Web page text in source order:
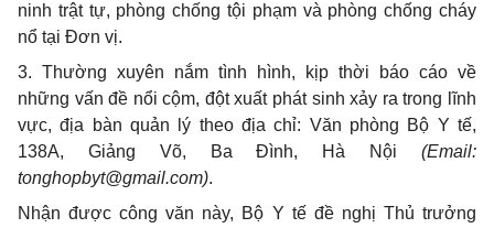
ninh trật tự, phòng chống tội phạm và phòng chống cháy
nổ tại Đơn vị.
3. Thường xuyên nắm tình hình, kịp thời báo cáo về
những vấn đề nổi cộm, đột xuất phát sinh xảy ra trong lĩnh
vực, địa bàn quản lý theo địa chỉ: Văn phòng Bộ Y tế,
138A, Giảng Võ, Ba Đình, Hà Nội (Email:
tonghopbyt@gmail.com).
Nhận được công văn này, Bộ Y tế đề nghị Thủ trưởng